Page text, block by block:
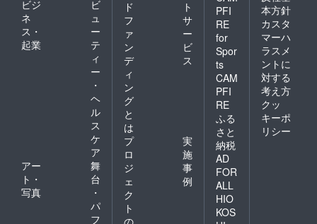
ビジ
ネ
ス・
起業
ビ
ュ
ー
テ
ィ
ー
・
ヘ
ル
ス
ケ
ア
アー
ト・
写真
舞
台
・
パ
フ
ド
フ
ァ
ン
デ
ィ
ン
グ
と
は
ト
サ
ー
ビ
ス
プ
ロ
ジ
ェ
ク
ト
の
実
施
事
例
PFI
RE
for
Spor
ts
CAM
PFI
RE
ふる
さと
納税
AD
FOR
ALL
HIO
KOS
本方針
カスタ
マーハ
ラスメ
ントに
対する
考え方
クッ
キーポ
リシー